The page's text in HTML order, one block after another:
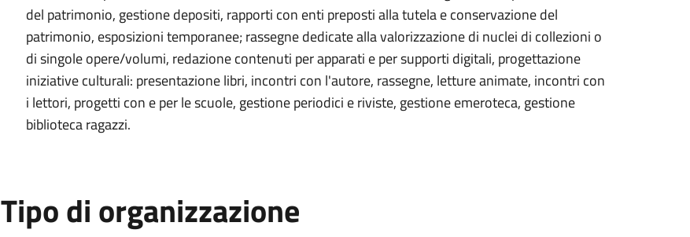
del patrimonio, gestione depositi, rapporti con enti preposti alla tutela e conservazione del
patrimonio, esposizioni temporanee; rassegne dedicate alla valorizzazione di nuclei di collezioni o
di singole opere/volumi, redazione contenuti per apparati e per supporti digitali, progettazione
iniziative culturali: presentazione libri, incontri con l'autore, rassegne, letture animate, incontri con
i lettori, progetti con e per le scuole, gestione periodici e riviste, gestione emeroteca, gestione
biblioteca ragazzi.
Tipo di organizzazione